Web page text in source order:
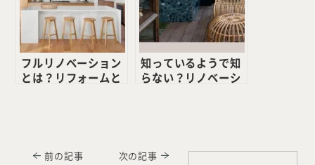
フルリノベーション
とは？リフォームと
知っているようで知
らない？リノベーシ
前の記事 次の記事